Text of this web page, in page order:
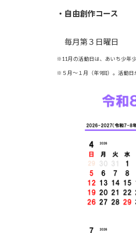
・自由創作コース
毎月第３日曜日
※11月の活動日は、あいち少年
※５月～１月（年9回）。活動日